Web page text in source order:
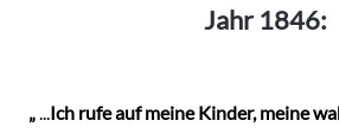
auf
der
Jahr 1846:
„...Ich rufe auf meine Kinder, meine